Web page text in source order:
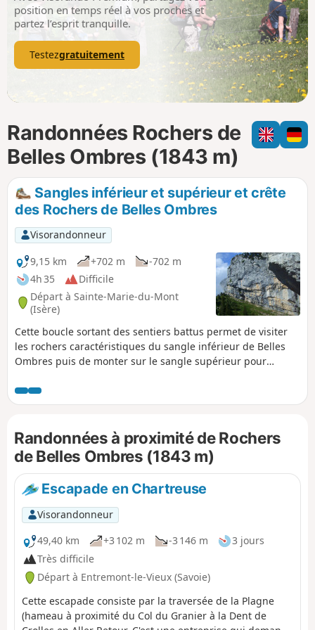
p
position en temps réel à vos proches et
partez l’esprit tranquille.
Testezgratuitement
Randonnées Rochers de
Belles Ombres (1843 m)
Sangles inférieur et supérieur et crête
des Rochers de Belles Ombres
Visorandonneur
9,15 km
+702 m
-702 m
4h 35
Difficile
Départ à Sainte-Marie-du-Mont
(Isère)
Cette boucle sortant des sentiers battus permet de visiter
les rochers caractéristiques du sangle inférieur de Belles
Ombres puis de monter sur le sangle supérieur pour
sur la crête pour revenir par les Rochers de Belles Ombres
jusqu'au col éponyme.
Randonnées à proximité de Rochers
de Belles Ombres (1843 m)
Escapade en Chartreuse
Visorandonneur
49,40 km
+3 102 m -3 146 m
3 jours
Très difficile
Départ à Entremont-le-Vieux (Savoie)
Cette escapade consiste par la traversée de la Plagne
(hameau à proximité du Col du Granier à la Dent de